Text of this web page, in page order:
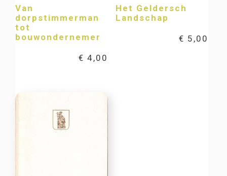
Van
dorpstimmerman
tot
bouwondernemer
€ 4,00
Het Geldersch
Landschap
€ 5,00